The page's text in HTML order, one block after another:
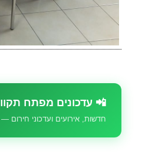
📲 עדכונים מפתח
חדשות, אירועים ועדכוני חירום